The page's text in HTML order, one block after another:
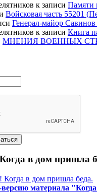
к записи Памяти
Войсковая часть 55201
Генерал-майор
к записи Книга
МНЕНИЯ ВОЕННЫХ
в дом пришла
Когда в дом пришла беда.
материала